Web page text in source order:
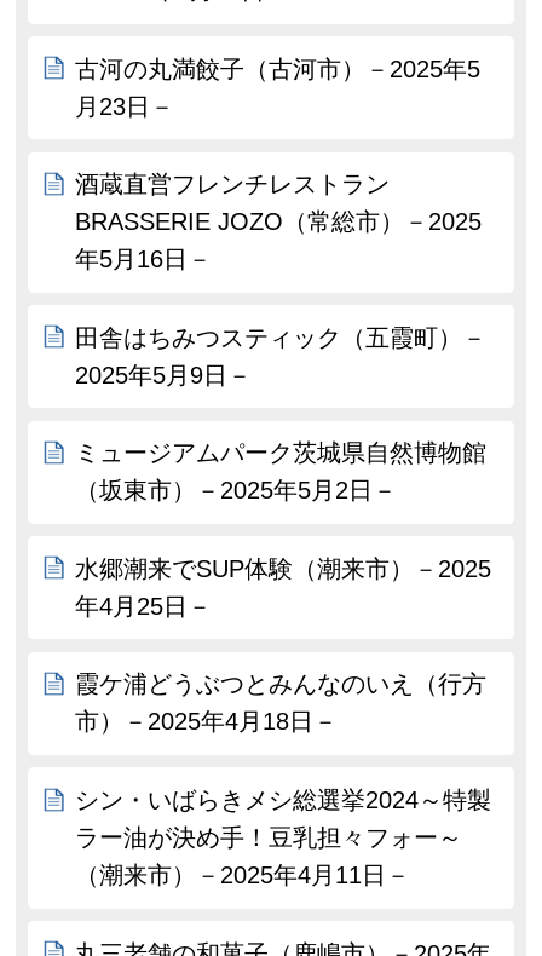
古河の丸満餃子（古河市）－2025年5
月23日－
酒蔵直営フレンチレストラン
BRASSERIE JOZO（常総市）－2025
年5月16日－
田舎はちみつスティック（五霞町）－
2025年5月9日－
ミュージアムパーク茨城県自然博物館
（坂東市）－2025年5月2日－
水郷潮来でSUP体験（潮来市）－2025
年4月25日－
霞ケ浦どうぶつとみんなのいえ（行方
市）－2025年4月18日－
シン・いばらきメシ総選挙2024～特製
ラー油が決め手！豆乳担々フォー～
（潮来市）－2025年4月11日－